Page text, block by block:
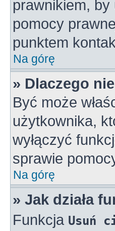
prawnikiem,
pomocy
punktem
Na górę
» Dlaczego
Być może
użytkownika,
wyłączyć
sprawie
Na górę
» Jak działa
Funkcja Usuń